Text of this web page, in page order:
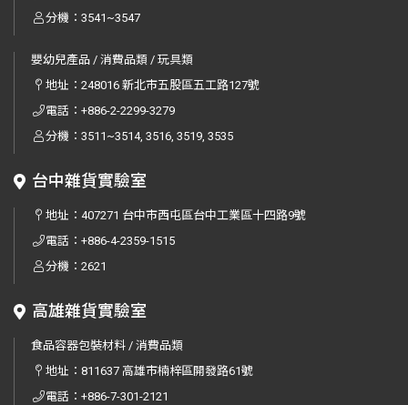
分機：3541~3547
嬰幼兒產品 / 消費品類 / 玩具類
地址：248016 新北市五股區五工路127號
電話：+886-2-2299-3279
分機：3511~3514, 3516, 3519, 3535
台中雜貨實驗室
地址：407271 台中市西屯區台中工業區十四路9號
電話：+886-4-2359-1515
分機：2621
高雄雜貨實驗室
食品容器包裝材料 / 消費品類
地址：811637 高雄市楠梓區開發路61號
電話：+886-7-301-2121